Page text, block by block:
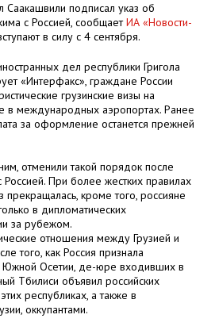
Саакашвили подписал указ об
с Россией, сообщаетИА «Новости-
в силу с 4 сентября.
дел республики Григола
«Интерфакс», граждане России
грузинские визы на
в международных аэропортах. Ранее
за оформление останется прежней
отменили такой порядок после
При более жестких правилах
прекращалась, кроме того, россияне
в дипломатических
за рубежом.
отношения между Грузией и
того, как Россия признала
Южной Осетии, де-юре входивших в
Тбилиси объявил российских
республиках, а также в
оккупантами.